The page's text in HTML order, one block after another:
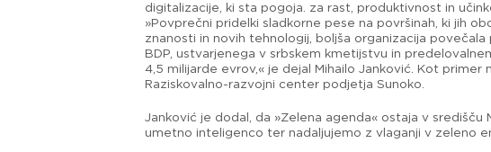
digitalizacije, ki sta pogoja. za rast, produktivnost in
»Povprečni pridelki sladkorne pese na površinah, ki jih
znanosti in novih tehnologij, boljša organizacija
BDP, ustvarjenega v srbskem kmetijstvu in
4,5 milijarde evrov,« je dejal Mihailo Janković. Kot
Raziskovalno-razvojni center podjetja Sunoko.
Janković je dodal, da »Zelena agenda« ostaja v
umetno inteligenco ter nadaljujemo z vlaganji v zeleno